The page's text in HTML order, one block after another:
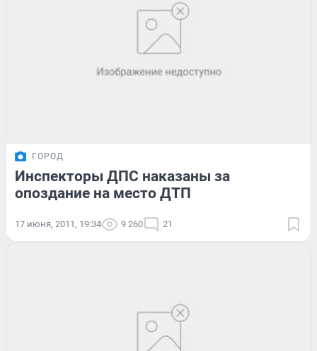
ГОРОД
Инспекторы ДПС наказаны за
опоздание на место ДТП
17 июня, 2011, 19:34 9 260 21